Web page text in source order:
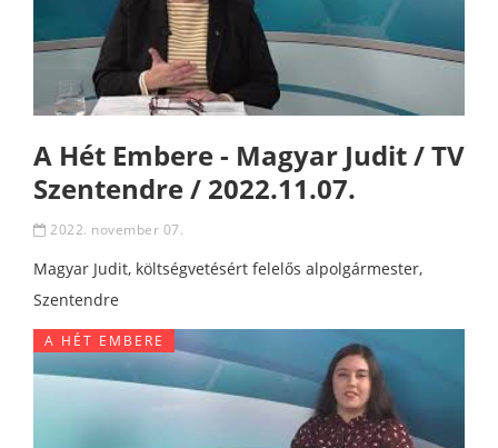
A Hét Embere - Magyar Judit / TV
Szentendre / 2022.11.07.
2022. november 07.
Magyar Judit, költségvetésért felelős alpolgármester,
Szentendre
A HÉT EMBERE